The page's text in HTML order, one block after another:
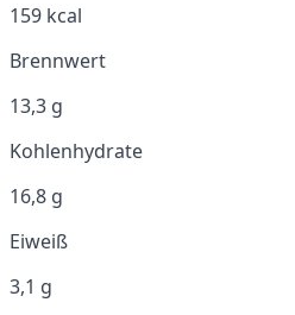
159 kcal
Brennwert
13,3 g
Kohlenhydrate
16,8 g
Eiweiß
3,1 g